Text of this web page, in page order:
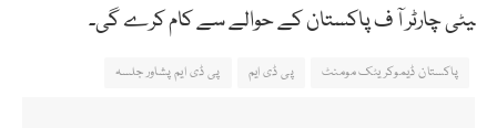
یٹیچارٹرآفپاکستانکےحوالےسےکامکرےگی۔
پاکستان ڈیموکریٹک مومنٹ پی ڈی ایم پی ڈی ایم پشاور جلسہ